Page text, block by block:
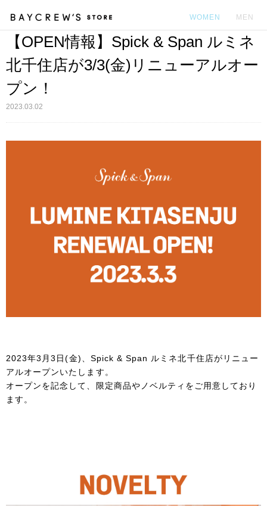
WOMEN MEN
【OPEN情報】Spick & Span ルミネ
北千住店が3/3(金)リニューアルオー
プン！
2023.03.02
2023年3月3日(金)、Spick & Span ルミネ北千住店がリニュー
アルオープンいたします。
オープンを記念して、限定商品やノベルティをご用意しており
ます。